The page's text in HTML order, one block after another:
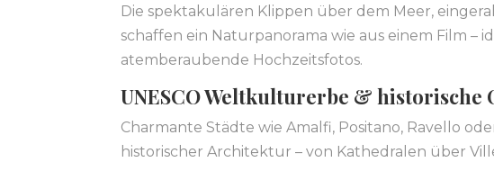
Die spektakulären Klippen über dem Meer,
schaffen ein Naturpanorama wie aus einem Film –
atemberaubende Hochzeitsfotos.
UNESCO Weltkulturerbe & historische
Charmante Städte wie Amalfi, Positano, Ravello
historischer Architektur – von Kathedralen über